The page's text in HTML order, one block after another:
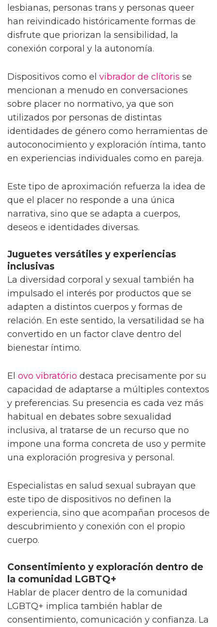
lesbianas, personas trans y personas queer
han reivindicado históricamente formas de
disfrute que priorizan la sensibilidad, la
conexión corporal y la autonomía.
Dispositivos como el vibrador de clítoris se
mencionan a menudo en conversaciones
sobre placer no normativo, ya que son
utilizados por personas de distintas
identidades de género como herramientas de
autoconocimiento y exploración íntima, tanto
en experiencias individuales como en pareja.
Este tipo de aproximación refuerza la idea de
que el placer no responde a una única
narrativa, sino que se adapta a cuerpos,
deseos e identidades diversas.
Juguetes versátiles y experiencias
inclusivas
La diversidad corporal y sexual también ha
impulsado el interés por productos que se
adapten a distintos cuerpos y formas de
relación. En este sentido, la versatilidad se ha
convertido en un factor clave dentro del
bienestar íntimo.
El ovo vibratório destaca precisamente por su
capacidad de adaptarse a múltiples contextos
y preferencias. Su presencia es cada vez más
habitual en debates sobre sexualidad
inclusiva, al tratarse de un recurso que no
impone una forma concreta de uso y permite
una exploración progresiva y personal.
Especialistas en salud sexual subrayan que
este tipo de dispositivos no definen la
experiencia, sino que acompañan procesos de
descubrimiento y conexión con el propio
cuerpo.
Consentimiento y exploración dentro de
la comunidad LGBTQ+
Hablar de placer dentro de la comunidad
LGBTQ+ implica también hablar de
consentimiento, comunicación y confianza. La